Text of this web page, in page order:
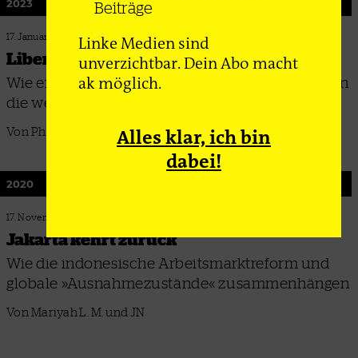
2023
17. Januar 2023
Liberale Gewaltspur
Wie ein US-gestützter Massenmord in Indonesien
die westliche Weltordnung durchzusetzen half
Von Philip Bergstermann
2020
17. November 2020
Jakarta kehrt zurück
Wie die indonesische Arbeitsmarktreform und
globale »Ausnahmezustände« zusammenhängen
Von Mariyah L. M. und JN
Beiträge
Linke Medien sind
unverzichtbar. Dein Abo macht
ak möglich.
Alles klar, ich bin
dabei!